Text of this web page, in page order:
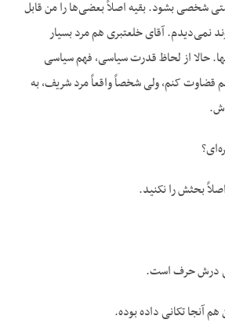
شخصی بشود. بقیه اصلاً بعضی‌ها را من قابل
نمی‌دیدم. آقای خلعتبری هم مرد بسیار
حالا از لحاظ قدرت سیاسی، فهم سیاسی
قضاوت کنم، ولی شخصاً واقعاً مرد شریف، به
بحثش را نکنید.
درش حرف است.
آنجا تکانی داده بوده.